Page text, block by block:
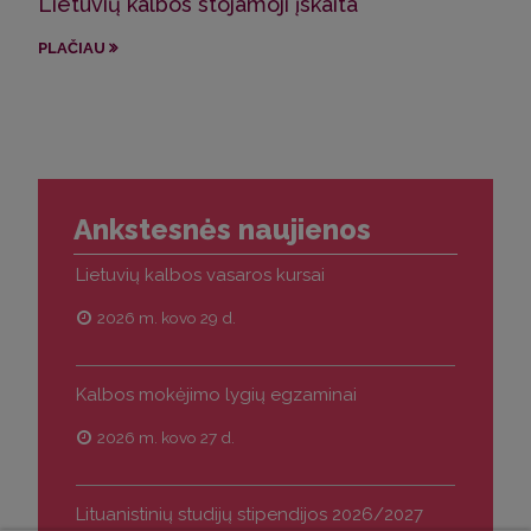
PLAČIAU
Ankstesnės naujienos
Lietuvių kalbos vasaros kursai
2026 m. kovo 29 d.
Kalbos mokėjimo lygių egzaminai
2026 m. kovo 27 d.
Lituanistinių studijų stipendijos 2026/2027